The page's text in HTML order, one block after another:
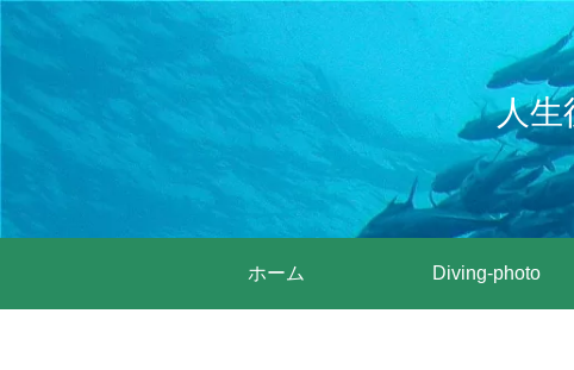
人生
ホーム Diving-photo